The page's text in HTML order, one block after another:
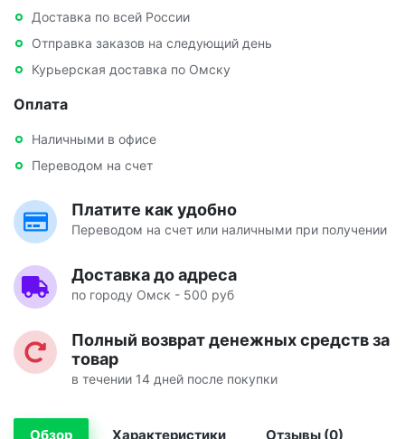
Доставка по всей России
Отправка заказов на следующий день
Курьерская доставка по Омску
Оплата
Наличными в офисе
Переводом на счет
Платите как удобно
Переводом на счет или наличными при получении
Доставка до адреса
по городу Омск - 500 руб
Полный возврат денежных средств за
товар
в течении 14 дней после покупки
Обзор Характеристики Отзывы (0)